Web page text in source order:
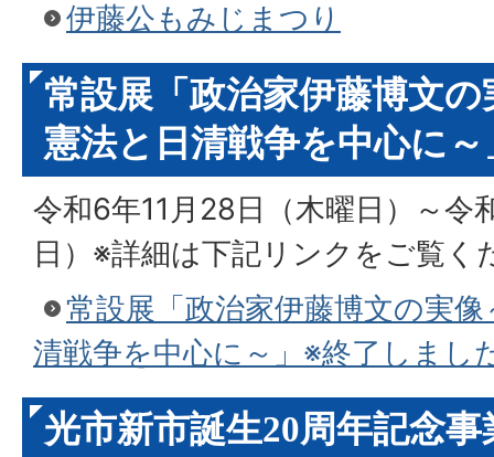
伊藤公もみじまつり
常設展「政治家伊藤博文
憲法と日清戦争を中心に
令和6年11月28日（木曜日）～令
日）※詳細は下記リンクをご覧く
常設展「政治家伊藤博文の実
清戦争を中心に～」※終了しまし
光市新市誕生20周年記念